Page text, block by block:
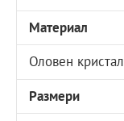
Материал
Оловен кристал
Размери